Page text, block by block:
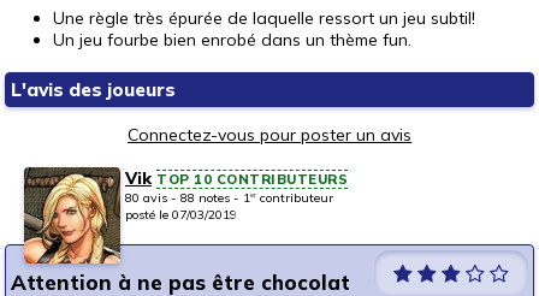
Une règle très épurée de laquelle ressort un jeu subtil!
Un jeu fourbe bien enrobé dans un thème fun.
L'avis des joueurs
Connectez-vous pour poster un avis
Vik TOP 10 CONTRIBUTEURS
80 avis - 88 notes - 1er contributeur
posté le 07/03/2019
Attention à ne pas être chocolat